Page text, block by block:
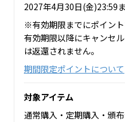
2027年4月30日(金)23:59
※有効期限までにポイント
有効期限以降にキャンセ
は返還されません。
期間限定ポイントについて
対象アイテム
通常購入・定期購入・頒